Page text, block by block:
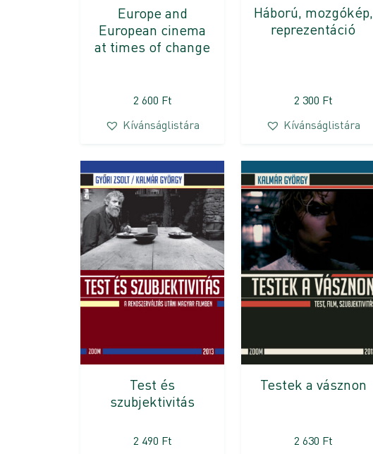
Europe and
European cinema
at times of change
2 600 Ft
Kívánságlistára
Háború, mozgókép,
reprezentáció
2 300 Ft
Kívánságlistára
Test és
szubjektivitás
2 490 Ft
Testek a vásznon
2 630 Ft